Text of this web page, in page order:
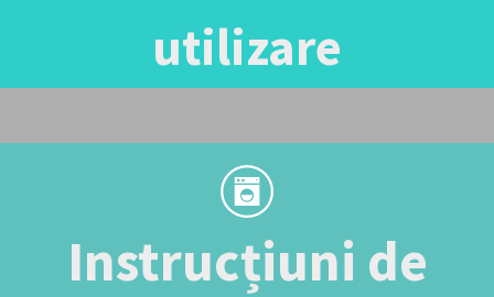
utilizare
Instrucțiuni de